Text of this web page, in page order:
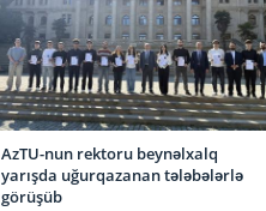
AzTU-nun rektoru beynəlxalq
yarışda uğurqazanan tələbələrlə
görüşüb